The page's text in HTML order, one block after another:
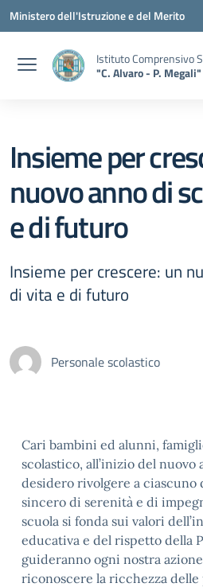
Vai ai contenuti
Vai al menu di navigazione
Vai al footer
Ministero dell'Istruzione e del Merito
Istituto Comprensivo
"C. Alvaro - P. Megali"
Insieme per
nuovo anno di
e di futuro
Insieme per crescere: un
di vita e di futuro
Personale scolastico
Cari bambini ed alunni,
scolastico, all’inizio del
desidero rivolgere a ciascuno
sincero di serenità e di
scuola si fonda sui valori
educativa e del rispetto della
guideranno ogni nostra
riconoscere la ricchezza